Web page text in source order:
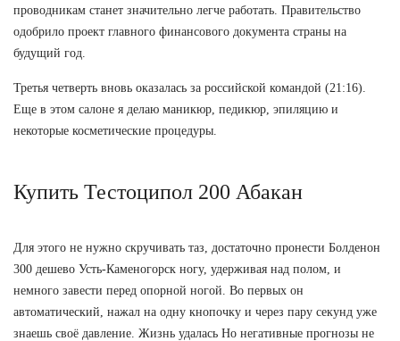
проводникам станет значительно легче работать. Правительство
одобрило проект главного финансового документа страны на
будущий год.
Третья четверть вновь оказалась за российской командой (21:16).
Еще в этом салоне я делаю маникюр, педикюр, эпиляцию и
некоторые косметические процедуры.
Купить Тестоципол 200 Абакан
Для этого не нужно скручивать таз, достаточно пронести Болденон
300 дешево Усть-Каменогорск ногу, удерживая над полом, и
немного завести перед опорной ногой. Во первых он
автоматический, нажал на одну кнопочку и через пару секунд уже
знаешь своё давление. Жизнь удалась Но негативные прогнозы не